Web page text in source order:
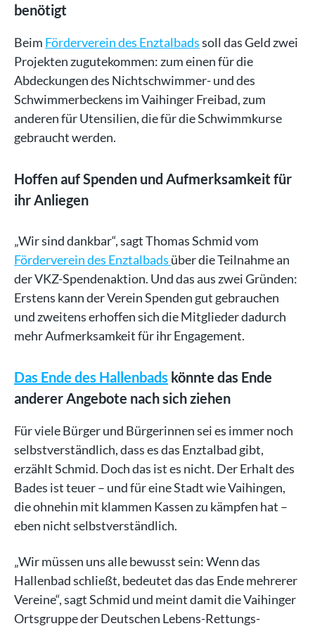
benötigt
Beim Förderverein des Enztalbadssoll das Geld zwei
Projekten zugutekommen: zum einen für die
Abdeckungen des Nichtschwimmer- und des
Schwimmerbeckens im Vaihinger Freibad, zum
anderen für Utensilien, die für die Schwimmkurse
gebraucht werden.
Hoffen auf Spenden und Aufmerksamkeit für
ihr Anliegen
„Wir sind dankbar“, sagt Thomas Schmid vom
Förderverein des Enztalbads über die Teilnahme an
der VKZ-Spendenaktion. Und das aus zwei Gründen:
Erstens kann der Verein Spenden gut gebrauchen
und zweitens erhoffen sich die Mitglieder dadurch
mehr Aufmerksamkeit für ihr Engagement.
Das Ende des Hallenbads könnte das Ende
anderer Angebote nach sich ziehen
Für viele Bürger und Bürgerinnen sei es immer noch
selbstverständlich, dass es das Enztalbad gibt,
erzählt Schmid. Doch das ist es nicht. Der Erhalt des
Bades ist teuer – und für eine Stadt wie Vaihingen,
die ohnehin mit klammen Kassen zu kämpfen hat –
eben nicht selbstverständlich.
„Wir müssen uns alle bewusst sein: Wenn das
Hallenbad schließt, bedeutet das das Ende mehrerer
Vereine“, sagt Schmid und meint damit die Vaihinger
Ortsgruppe der Deutschen Lebens-Rettungs-